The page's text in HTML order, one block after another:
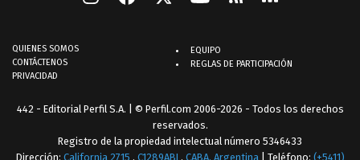
QUIENES SOMOS
CONTÁCTENOS
PRIVACIDAD
EQUIPO
REGLAS DE PARTICIPACIÓN
442 - Editorial Perfil S.A. | © Perfil.com 2006-2026 - Todos los derechos
reservados.
Registro de la propiedad intelectual número 5346433
Dirección: California 2715 , C1289ABI , CABA, Argentina | Teléfono: (+5411)